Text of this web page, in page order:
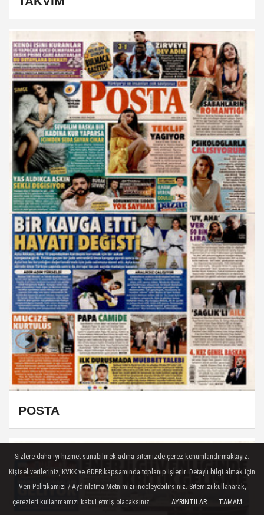
POSTA
Sizlere daha iyi hizmet sunabilmek adına sitemizde çerez konumlandırmaktayız.
Kişisel verileriniz, KVKK ve GDPR kapsamında toplanıp işlenir. Detaylı bilgi almak için
Veri Politikamızı / Aydınlatma Metnimizi inceleyebilirsiniz. Sitemizi kullanarak,
çerezleri kullanmamızı kabul etmiş olacaksınız.
AYRINTILAR TAMAM